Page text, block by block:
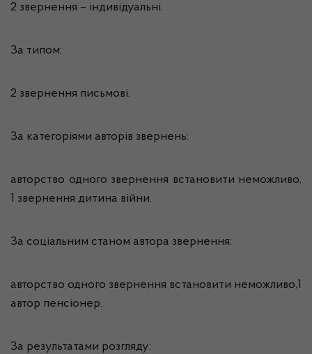
2 звернення – індивідуальні.
За типом:
2 звернення письмові.
За категоріями авторів звернень:
авторство одного звернення встановити неможливо,
1 звернення дитина війни.
За соціальним станом автора звернення:
авторство одного звернення встановити неможливо,1
автор пенсіонер.
За результатами розгляду: